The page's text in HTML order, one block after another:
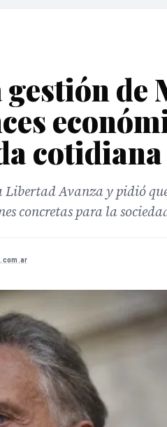
de
cotidiana
Libertad Avanza y pidió
concretas para la